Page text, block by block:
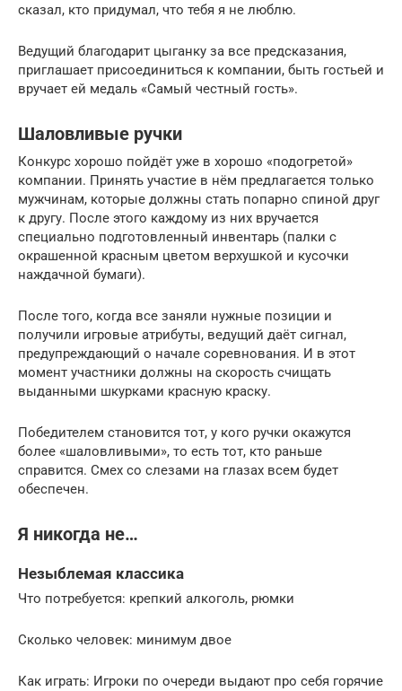
сказал, кто придумал, что тебя я не люблю.
Ведущий благодарит цыганку за все предсказания,
приглашает присоединиться к компании, быть гостьей и
вручает ей медаль «Самый честный гость».
Шаловливые ручки
Конкурс хорошо пойдёт уже в хорошо «подогретой»
компании. Принять участие в нём предлагается только
мужчинам, которые должны стать попарно спиной друг
к другу. После этого каждому из них вручается
специально подготовленный инвентарь (палки с
окрашенной красным цветом верхушкой и кусочки
наждачной бумаги).
После того, когда все заняли нужные позиции и
получили игровые атрибуты, ведущий даёт сигнал,
предупреждающий о начале соревнования. И в этот
момент участники должны на скорость счищать
выданными шкурками красную краску.
Победителем становится тот, у кого ручки окажутся
более «шаловливыми», то есть тот, кто раньше
справится. Смех со слезами на глазах всем будет
обеспечен.
Я никогда не…
Незыблемая классика
Что потребуется: крепкий алкоголь, рюмки
Сколько человек: минимум двое
Как играть: Игроки по очереди выдают про себя горячие